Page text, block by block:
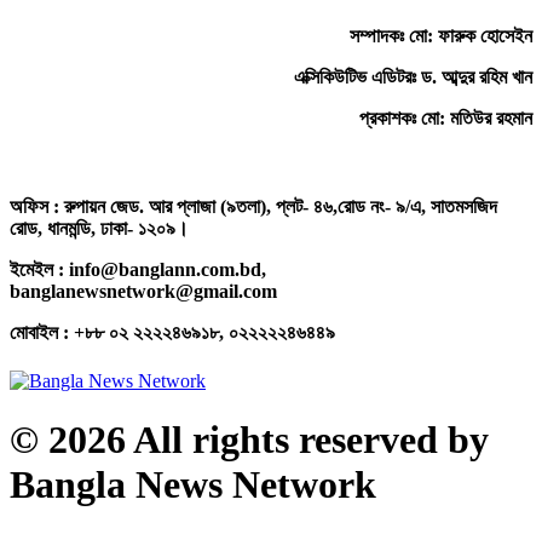
সম্পাদকঃ মো: ফারুক হোসেইন
এক্সিকিউটিভ এডিটরঃ ড. আব্দুর রহিম খান
প্রকাশকঃ মো: মতিউর রহমান
অফিস : রুপায়ন জেড. আর প্লাজা (৯তলা), প্লট- ৪৬,রোড নং- ৯/এ, সাতমসজিদ
রোড, ধানমন্ডি, ঢাকা- ১২০৯।
ইমেইল : info@banglann.com.bd,
banglanewsnetwork@gmail.com
মোবাইল : +৮৮ ০২ ২২২২৪৬৯১৮, ০২২২২২৪৬৪৪৯
© 2026 All rights reserved by
Bangla News Network